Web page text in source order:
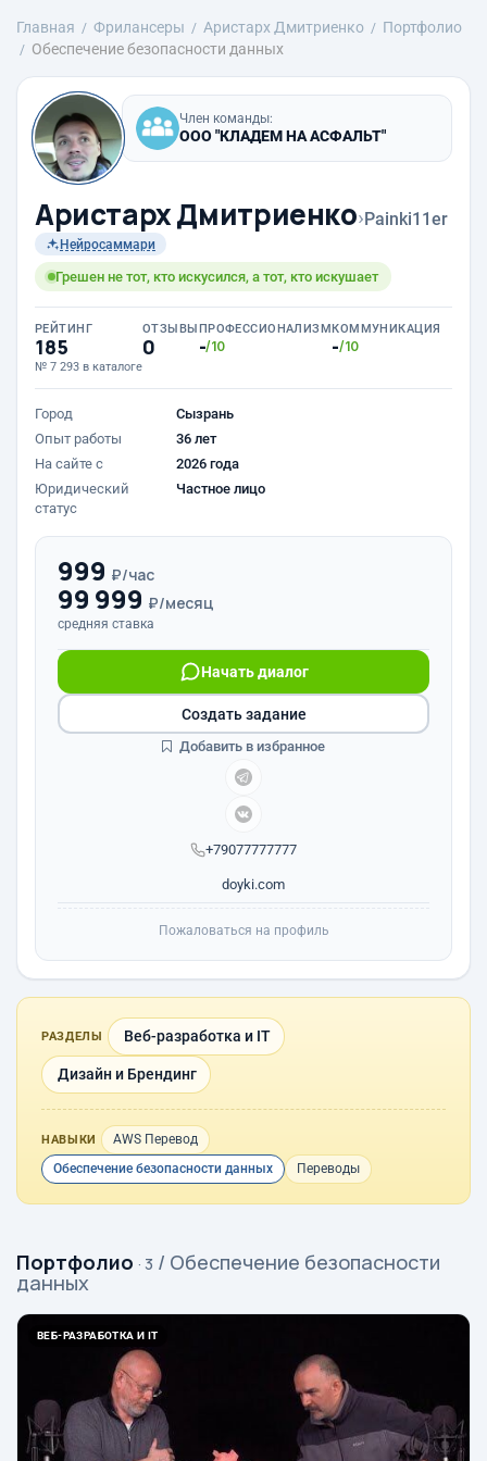
Главная Фрилансеры Аристарх Дмитриенко
Портфолио
Обеспечение безопасности данных
Член команды:
ООО "КЛАДЕМ НА АСФАЛЬТ"
Аристарх Дмитриенко›Painki11er
Нейросаммари
Грешен не тот, кто искусился, а тот, кто искушает
РЕЙТИНГ
185
№ 7 293 в каталоге
ОТЗЫВЫ
0
ПРОФЕССИОНАЛИЗМ
-/10
КОММУНИКАЦИЯ
-/10
Город
Сызрань
Опыт работы
36 лет
На сайте с
2026 года
Юридический
статус
Частное лицо
999 ₽/час
99 999 ₽/месяц
средняя ставка
+79077777777
Начать диалог
doyki.com
Создать задание
Добавить в избранное
Пожаловаться на профиль
РАЗДЕЛЫ Веб-разработка и IT
Дизайн и Брендинг
НАВЫКИ
AWS Перевод
Обеспечение безопасности данных
Переводы
Портфолио · 3 / Обеспечение безопасности
данных
ВЕБ-РАЗРАБОТКА И IT